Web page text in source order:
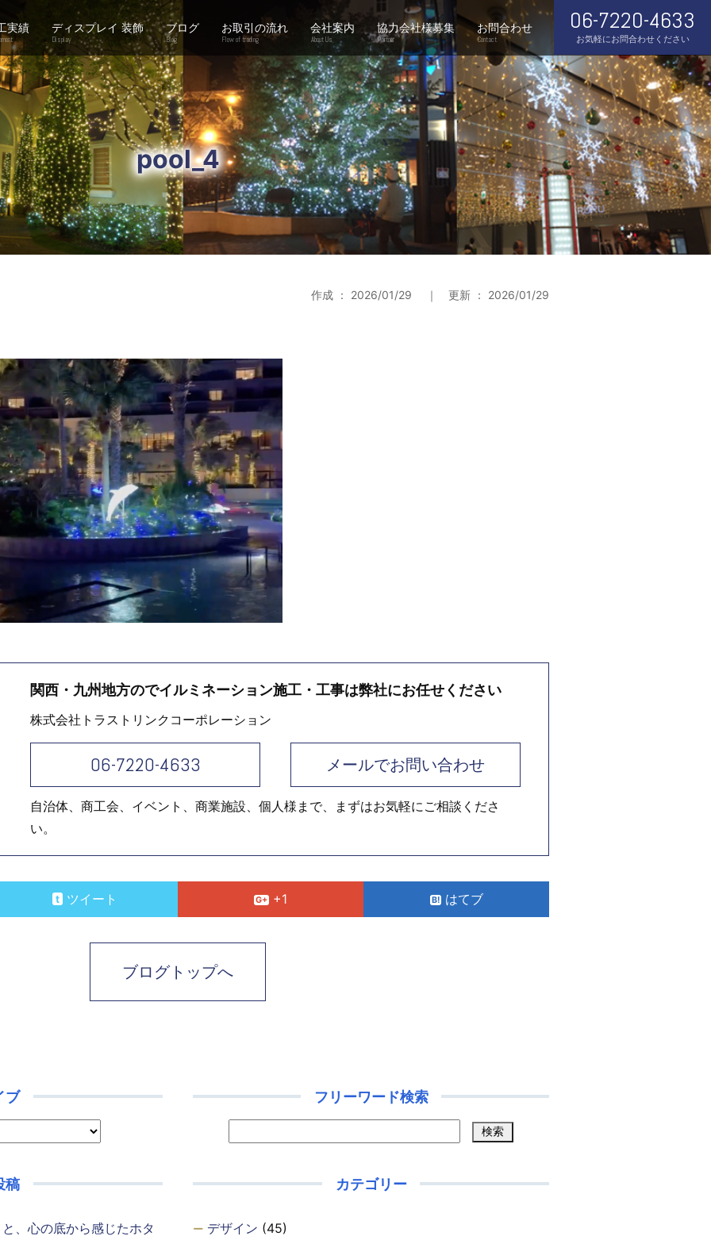
実績 ディスプレイ 装飾
Display
ブログ
Blog
お取引の流れ
Flow of trading
会社案内
About Us
協力会社様募集
Partner
お問合わせ
Contact
06-7220-4633
お気軽にお問合わせください
pool_4
作成 ： 2026/01/29 ｜ 更新 ： 2026/01/29
関西・九州地方のでイルミネーション施工・工事は弊社にお任せください
株式会社トラストリンクコーポレーション
06-7220-4633 メールでお問い合わせ
自治体、商工会、イベント、商業施設、個人様まで、まずはお気軽にご相談くださ
い。
ツイート +1 はてブ
ブログトップへ
ブ フリーワード検索
稿
、心の底から感じたホタ
カテゴリー
デザイン (45)